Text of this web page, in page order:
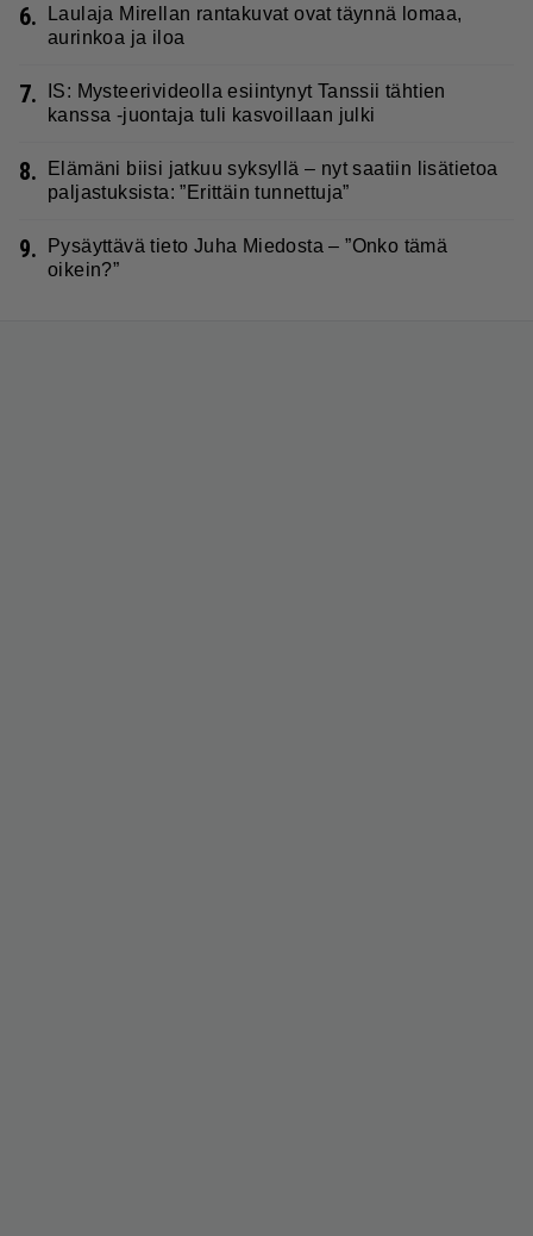
6.
Laulaja Mirellan rantakuvat ovat täynnä lomaa,
aurinkoa ja iloa
7.
IS: Mysteerivideolla esiintynyt Tanssii tähtien
kanssa -juontaja tuli kasvoillaan julki
8.
Elämäni biisi jatkuu syksyllä – nyt saatiin lisätietoa
paljastuksista: ”Erittäin tunnettuja”
9.
Pysäyttävä tieto Juha Miedosta – ”Onko tämä
oikein?”